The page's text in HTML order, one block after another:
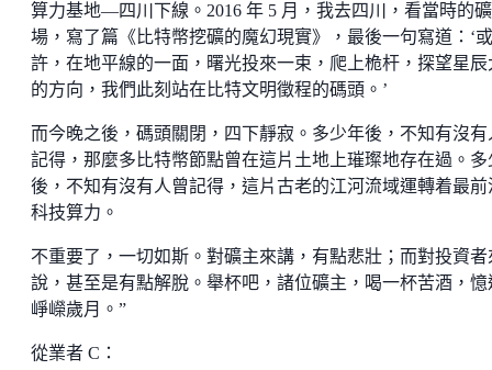
算力基地—四川下線。2016 年 5 月，我去四川，看當時的礦
場，寫了篇《比特幣挖礦的魔幻現實》，最後一句寫道：‘或
許，在地平線的一面，曙光投來一束，爬上桅杆，探望星辰
的方向，我們此刻站在比特文明徵程的碼頭。’
而今晚之後，碼頭關閉，四下靜寂。多少年後，不知有沒有
記得，那麼多比特幣節點曾在這片土地上璀璨地存在過。多
後，不知有沒有人曾記得，這片古老的江河流域運轉着最前
科技算力。
不重要了，一切如斯。對礦主來講，有點悲壯；而對投資者
說，甚至是有點解脫。舉杯吧，諸位礦主，喝一杯苦酒，憶
崢嶸歲月。”
從業者 C：